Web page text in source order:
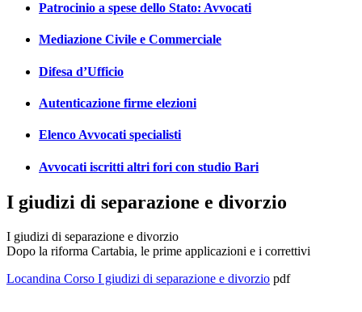
Patrocinio a spese dello Stato: Avvocati
Mediazione Civile e Commerciale
Difesa d’Ufficio
Autenticazione firme elezioni
Elenco Avvocati specialisti
Avvocati iscritti altri fori con studio Bari
I giudizi di separazione e divorzio
I giudizi di separazione e divorzio
Dopo la riforma Cartabia, le prime applicazioni e i correttivi
Locandina Corso I giudizi di separazione e divorzio pdf